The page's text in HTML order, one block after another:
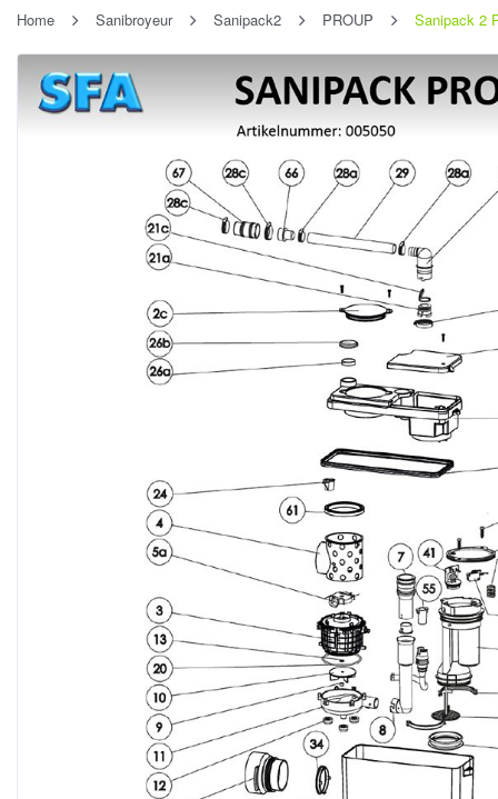
Home Sanibroyeur Sanipack2 PROUP Sanipack 2